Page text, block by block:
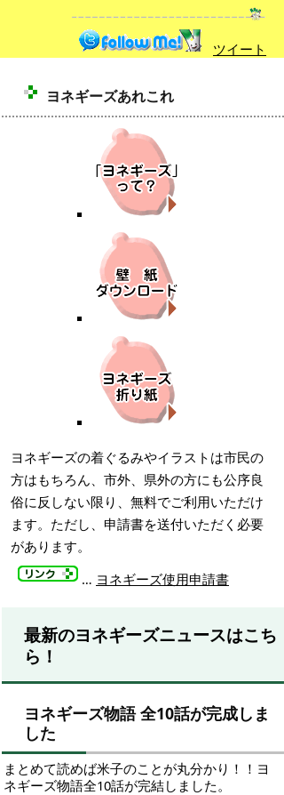
ツイート
ヨネギーズあれこれ
ヨネギーズの着ぐるみやイラストは市民の
方はもちろん、市外、県外の方にも公序良
俗に反しない限り、無料でご利用いただけ
ます。ただし、申請書を送付いただく必要
があります。
… ヨネギーズ使用申請書
最新のヨネギーズニュースはこち
ら！
ヨネギーズ物語 全10話が完成しま
した
まとめて読めば米子のことが丸分かり！！ヨ
ネギーズ物語全10話が完結しました。